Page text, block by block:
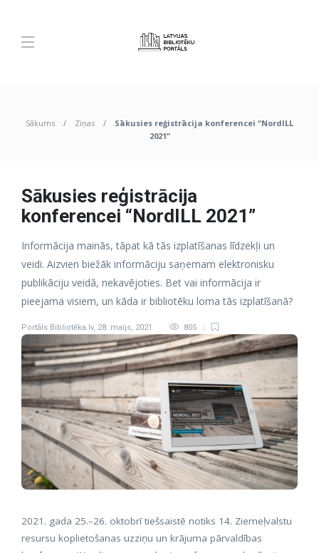
Sākums Ziņas
Sākusies reģistrācija konferencei “NordILL
2021”
Sākusies reģistrācija
konferencei “NordILL 2021”
Informācija mainās, tāpat kā tās izplatīšanas līdzekļi un
veidi. Aizvien biežāk informāciju saņemam elektronisku
publikāciju veidā, nekavējoties. Bet vai informācija ir
pieejama visiem, un kāda ir bibliotēku loma tās izplatīšanā?
Portāls Bibliotēka.lv, 28. maijs, 2021 805
2021. gada 25.–26. oktobrī tiešsaistē notiks 14. Ziemeļvalstu
resursu koplietošanas uzziņu un krājuma pārvaldības